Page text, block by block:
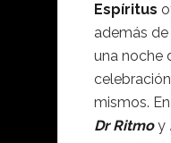
Espíritus
además
una noche
mismos.
Dr Ritmoy